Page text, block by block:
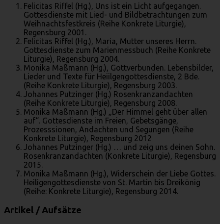
Felicitas Riffel (Hg.), Uns ist ein Licht aufgegangen.
Gottesdienste mit Lied- und Bildbetrachtungen zum
Weihnachtsfestkreis (Reihe Konkrete Liturgie),
Regensburg 2001.
Felicitas Riffel (Hg.), Maria, Mutter unseres Herrn.
Gottesdienste zum Marienmessbuch (Reihe Konkrete
Liturgie), Regensburg 2004.
Monika Maßmann (Hg.), Gottverbunden. Lebensbilder,
Lieder und Texte für Heiilgengottesdienste, 2 Bde.
(Reihe Konkrete Liturgie), Regensburg 2003.
Johannes Putzinger (Hg.) Rosenkranzandachten
(Reihe Konkrete Liturgie), Regensburg 2008.
Monika Maßmann (Hg.) „Der Himmel geht über allen
auf“. Gottesdienste im Freien, Gebetsgänge,
Prozesssionen, Andachten und Segungen (Reihe
Konkrete Liturgie), Regensburg 2012
Johannes Putzinger (Hg.) … und zeig uns deinen Sohn.
Rosenkranzandachten (Konkrete Liturgie), Regensburg
2015.
Monika Maßmann (Hg.), Widerschein der Liebe Gottes.
Heiligengottesdienste von St. Martin bis Dreikönig
(Reihe: Konkrete Liturgie), Regensburg 2014.
Artikel / Aufsätze